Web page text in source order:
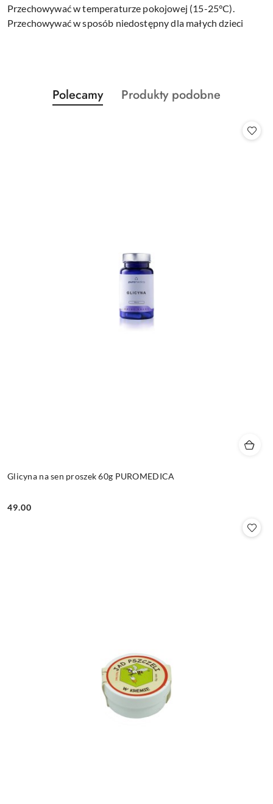
Przechowywać w temperaturze pokojowej (15-25°C).
Przechowywać w sposób niedostępny dla małych dzieci
Pomiń karuzelę produktów
Produkty
o
Polecamy
Produkty
Produkty podobne
Glicyna na sen proszek 60g PUROMEDICA
Cena:
49.00